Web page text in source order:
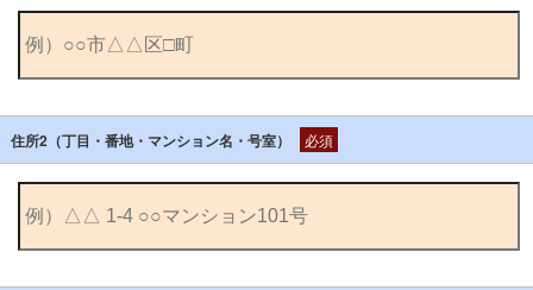
住所2（丁目・番地・マンション名・号室） 必須